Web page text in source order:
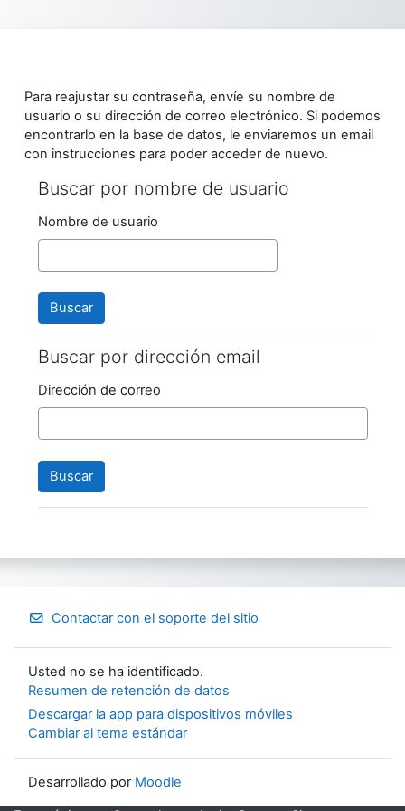
Para reajustar su contraseña, envíe su nombre de
usuario o su dirección de correo electrónico. Si podemos
encontrarlo en la base de datos, le enviaremos un email
con instrucciones para poder acceder de nuevo.
Buscar por nombre de usuario
Buscar por nombre de usuario
Nombre de usuario
Buscar por dirección email
Buscar por dirección email
Dirección de correo
Contactar con el soporte del sitio
Usted no se ha identificado.
Resumen de retención de datos
Descargar la app para dispositivos móviles
Cambiar al tema estándar
Desarrollado por Moodle